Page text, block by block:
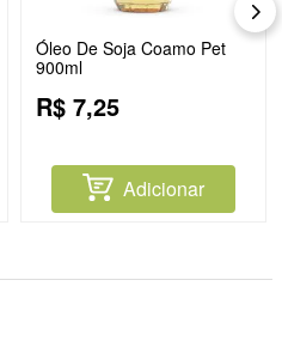
Óleo De Soja Coamo Pet
900ml
R$ 7,25
Adicionar